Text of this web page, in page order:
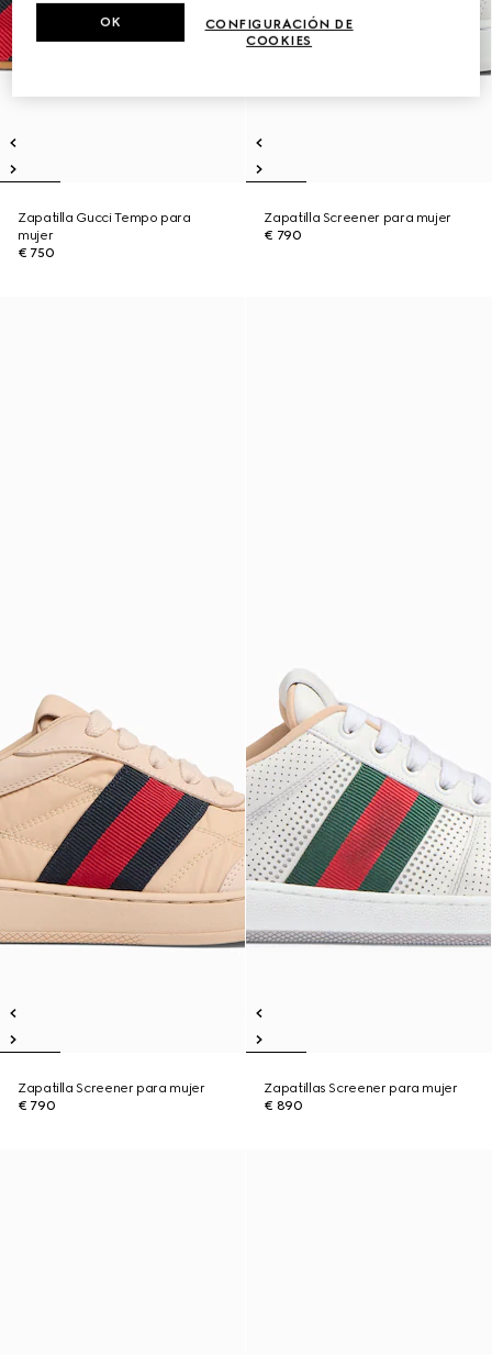
Zapatilla Gucci Tempo para
mujer
€ 750
Zapatilla Screener para mujer
€ 790
Zapatilla Screener para mujer
€ 790
Zapatillas Screener para mujer
€ 890
CONFIGURACIÓN DE
COOKIES
OK